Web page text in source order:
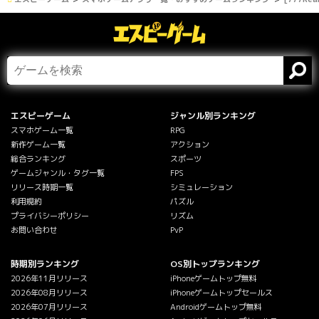
エスピーゲーム
スマホゲーム一覧
新作ゲーム一覧
総合ランキング
ゲームジャンル・タグ一覧
リリース時期一覧
利用規約
プライバシーポリシー
お問い合わせ
ジャンル別ランキング
RPG
アクション
スポーツ
FPS
シミュレーション
パズル
リズム
PvP
時期別ランキング
2026年11月リリース
2026年08月リリース
2026年07月リリース
OS別トップランキング
iPhoneゲームトップ無料
iPhoneゲームトップセールス
Androidゲームトップ無料